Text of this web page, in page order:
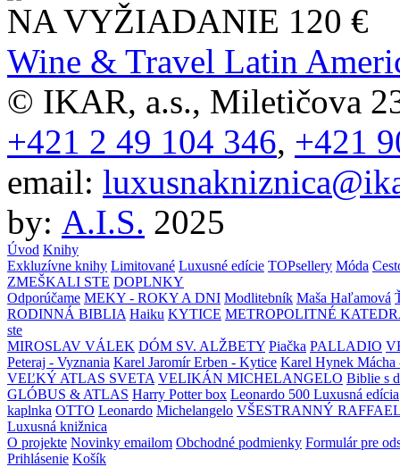
NA VYŽIADANIE 120 €
Wine & Travel Latin
© IKAR, a.s., Miletičova
+421 2 49 104 346, +421
email:
by: A.I.S. 2025
Úvod Knihy
Exkluzívne knihy Limitované Luxusné edície TOPsellery Móda
ZMEŠKALI STE DOPLNKY
Odporúčame MEKY - ROKY A DNI Modlitebník Maša Haľamová
RODINNÁ BIBLIA Haiku KYTICE METROPOLITNÉ
ste
MIROSLAV VÁLEK DÓM SV. ALŽBETY Piačka PALLADIO
Peteraj - Vyznania Karel Jaromír Erben - Kytice Karel Hynek Mácha
VEĽKÝ ATLAS SVETA VELIKÁN MICHELANGELO Biblie s
GLÓBUS & ATLAS Harry Potter box Leonardo 500 Luxusná edícia
kaplnka OTTO Leonardo Michelangelo VŠESTRANNÝ
Luxusná knižnica
O projekte Novinky emailom Obchodné podmienky Formulár pre
Prihlásenie Košík